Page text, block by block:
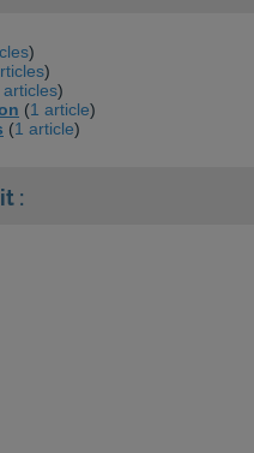
)
)
articles)
(1 article)
(1 article)
: